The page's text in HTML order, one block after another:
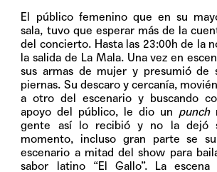
El público femenino que en su
sala, tuvo que esperar más de la
del concierto. Hasta las 23:00h de la
la salida de La Mala. Una vez en
sus armas de mujer y presumió de
piernas. Su descaro y cercanía,
a otro del escenario y buscando
apoyo del público, le dio un punch
gente así lo recibió y no la dejó
momento, incluso gran parte se
escenario a mitad del show para
sabor latino “El Gallo”. La escena